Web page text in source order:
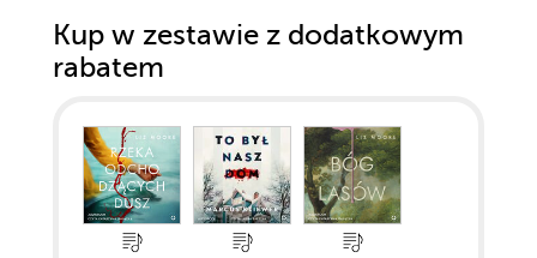
Kup w zestawie z dodatkowym
rabatem